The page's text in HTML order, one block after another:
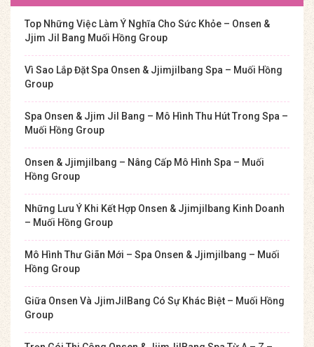
Top Những Việc Làm Ý Nghĩa Cho Sức Khỏe – Onsen &
Jjim Jil Bang Muối Hồng Group
Vì Sao Lắp Đặt Spa Onsen & Jjimjilbang Spa – Muối Hồng
Group
Spa Onsen & Jjim Jil Bang – Mô Hình Thu Hút Trong Spa –
Muối Hồng Group
Onsen & Jjimjilbang – Nâng Cấp Mô Hình Spa – Muối
Hồng Group
Những Lưu Ý Khi Kết Hợp Onsen & Jjimjilbang Kinh Doanh
– Muối Hồng Group
Mô Hình Thư Giãn Mới – Spa Onsen & Jjimjilbang – Muối
Hồng Group
Giữa Onsen Và JjimJilBang Có Sự Khác Biệt – Muối Hồng
Group